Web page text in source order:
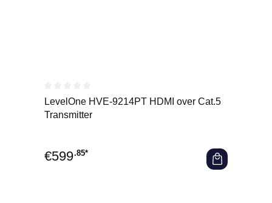
Durchschnittliche Bewertung von 0 von 5 Sternen
LevelOne HVE-9214PT HDMI over Cat.5
Transmitter
€599.85*